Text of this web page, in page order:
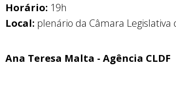
Horário: 19h
Local: plenário da Câmara Legislativa
Ana Teresa Malta - Agência CLDF